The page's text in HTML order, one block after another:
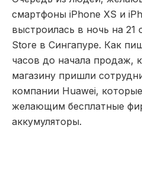
смартфоны iPhone XS и
выстроилась в ночь на 21
Store в Сингапуре. Как
часов до начала продаж, к
магазину пришли
компании Huawei,
желающим бесплатные
аккумуляторы.